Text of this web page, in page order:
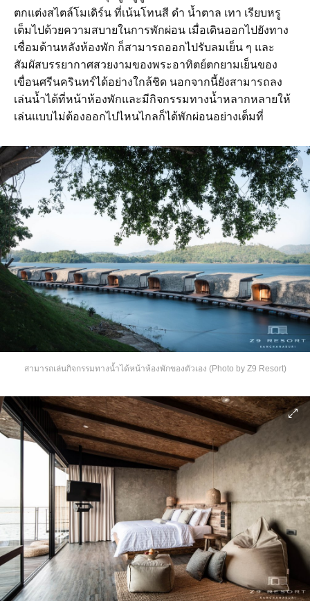
ตกแต่งสไตล์โมเดิร์น ที่เน้นโทนสี ดำ น้ำตาล เทา เรียบหรู
เต็มไปด้วยความสบายในการพักผ่อน เมื่อเดินออกไปยังทาง
เชื่อมด้านหลังห้องพัก ก็สามารถออกไปรับลมเย็น ๆ และ
สัมผัสบรรยากาศสวยงามของพระอาทิตย์ตกยามเย็นของ
เขื่อนศรีนครินทร์ได้อย่างใกล้ชิด นอกจากนี้ยังสามารถลง
เล่นน้ำได้ที่หน้าห้องพักและมีกิจกรรมทางน้ำหลากหลายให้
เล่นแบบไม่ต้องออกไปไหนไกลก็ได้พักผ่อนอย่างเต็มที่
สามารถเล่นกิจกรรมทางน้ำได้หน้าห้องพักของตัวเอง (Photo by Z9 Resort)